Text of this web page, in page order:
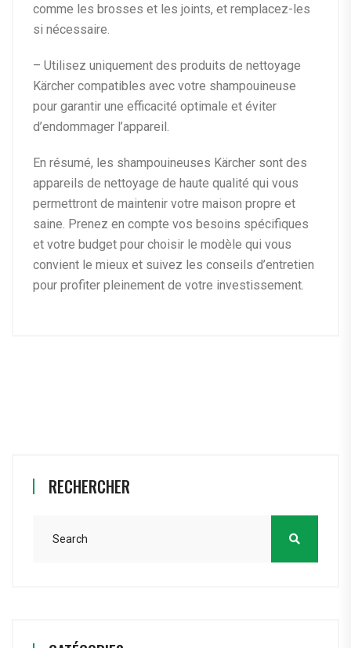
comme les brosses et les joints, et remplacez-les
si nécessaire.
– Utilisez uniquement des produits de nettoyage
Kärcher compatibles avec votre shampouineuse
pour garantir une efficacité optimale et éviter
d’endommager l’appareil.
En résumé, les shampouineuses Kärcher sont des
appareils de nettoyage de haute qualité qui vous
permettront de maintenir votre maison propre et
saine. Prenez en compte vos besoins spécifiques
et votre budget pour choisir le modèle qui vous
convient le mieux et suivez les conseils d’entretien
pour profiter pleinement de votre investissement.
RECHERCHER